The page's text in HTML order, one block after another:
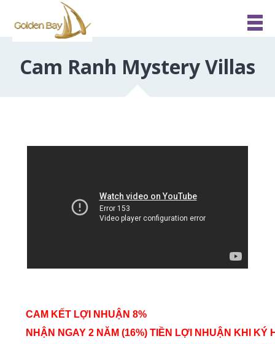
Cam Ranh Mystery Villas
CAM KẾT LỢI NHUẬN 8%
NHẬN NGAY 2 NĂM (16%) TIỀN LỢI NHUẬN KHI KÝ